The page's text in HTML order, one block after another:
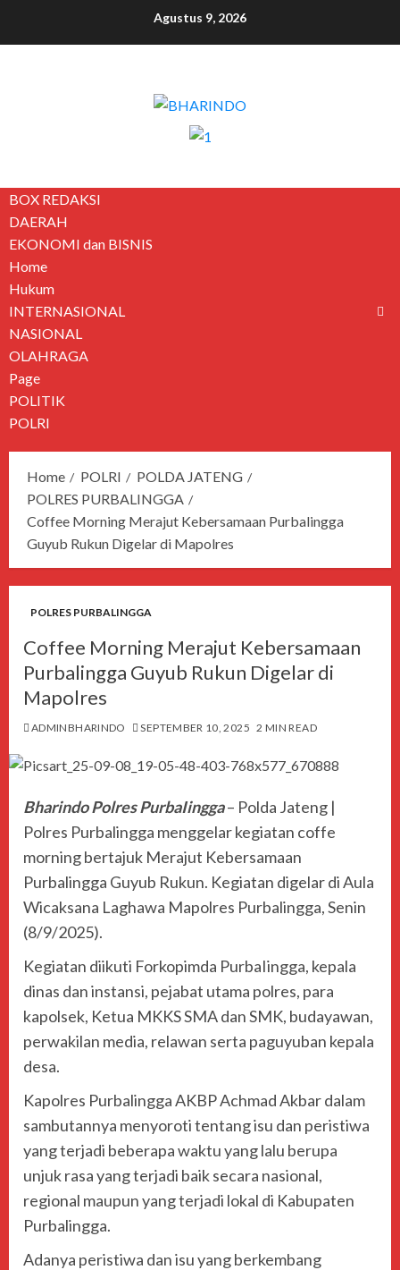
Agustus 9, 2026
BOX REDAKSI
DAERAH
EKONOMI dan BISNIS
Home
Hukum
INTERNASIONAL
NASIONAL
OLAHRAGA
Page
POLITIK
POLRI
Home POLRI
POLDA JATENG
POLRES PURBALINGGA
Coffee Morning Merajut Kebersamaan Purbalingga
Guyub Rukun Digelar di Mapolres
POLRES PURBALINGGA
Coffee Morning Merajut Kebersamaan
Purbalingga Guyub Rukun Digelar di
Mapolres
ADMINBHARINDO SEPTEMBER 10, 2025 2 MIN READ
Bharindo Polres PurbaIingga– Polda Jateng |
Polres Purbalingga menggelar kegiatan coffe
morning bertajuk Merajut Kebersamaan
Purbalingga Guyub Rukun. Kegiatan digelar di Aula
Wicaksana Laghawa Mapolres Purbalingga, Senin
(8/9/2025).
Kegiatan diikuti Forkopimda PurbaIingga, kepala
dinas dan instansi, pejabat utama polres, para
kapolsek, Ketua MKKS SMA dan SMK, budayawan,
perwakilan media, relawan serta paguyuban kepala
desa.
Kapolres Purbalingga AKBP Achmad Akbar dalam
sambutannya menyoroti tentang isu dan peristiwa
yang terjadi beberapa waktu yang lalu berupa
unjuk rasa yang terjadi baik secara nasional,
regional maupun yang terjadi lokal di Kabupaten
Purbalingga.
Adanya peristiwa dan isu yang berkembang